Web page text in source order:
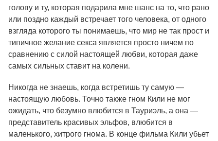
голову и ту, которая подарила мне шанс на то, что рано
или поздно каждый встречает того человека, от одного
взгляда которого ты понимаешь, что мир не так прост и
типичное желание секса является просто ничем по
сравнению с силой настоящей любви, которая даже
самых сильных ставит на колени.
Никогда не знаешь, когда встретишь ту самую —
настоящую любовь. Точно также гном Кили не мог
ожидать, что безумно влюбится в Тауриэль, а она —
представитель красивых эльфов, влюбится в
маленького, хитрого гнома. В конце фильма Кили убьет